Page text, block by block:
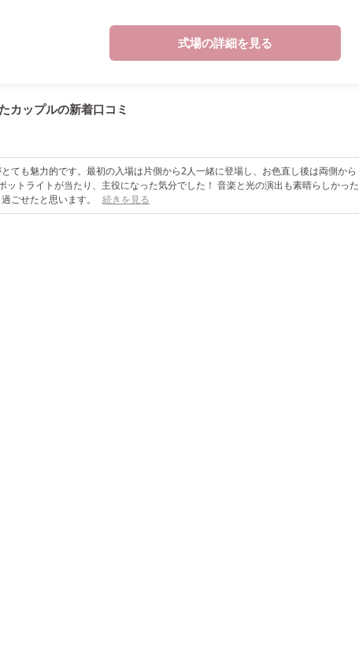
式場の詳細を見る
カップルの新着口コミ
ても魅力的です。最初の入場は片側から2人一緒に登場し、お色直し後は両側から
ットライトが当たり、主役になった気分でした！ 音楽と光の演出も素晴らしかった
ごせたと思います。
続きを見る